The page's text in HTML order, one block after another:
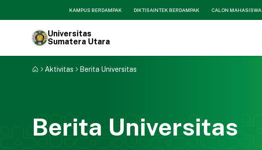
KAMPUS BERDAMPAK DIKTISAINTEK BERDAMPAK CALON MAHASISWA
Universitas
Sumatera Utara
Aktivitas Berita Universitas
Berita Universitas